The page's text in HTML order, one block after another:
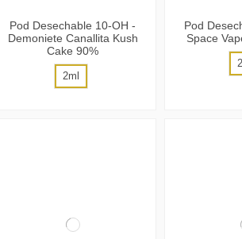
Pod Desechable 10-OH -
Demoniete Canallita Kush
Cake 90%
2ml
Pod
Space